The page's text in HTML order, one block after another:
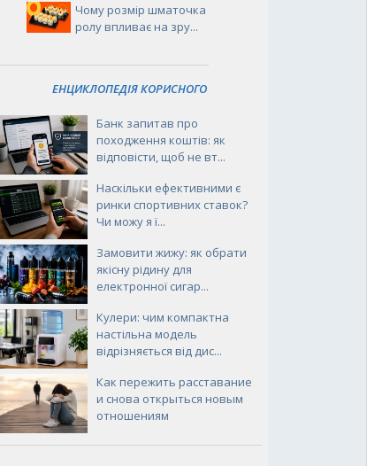
Чому розмір шматочка
ролу впливає на зру...
ЕНЦИКЛОПЕДІЯ КОРИСНОГО
Банк запитав про
походження коштів: як
відповісти, щоб не вт...
Наскільки ефективними є
ринки спортивних ставок?
Чи можу я ї...
Замовити жижу: як обрати
якісну рідину для
електронної сигар...
Кулери: чим компактна
настільна модель
відрізняється від дис...
Как пережить расставание
и снова открыться новым
отношениям